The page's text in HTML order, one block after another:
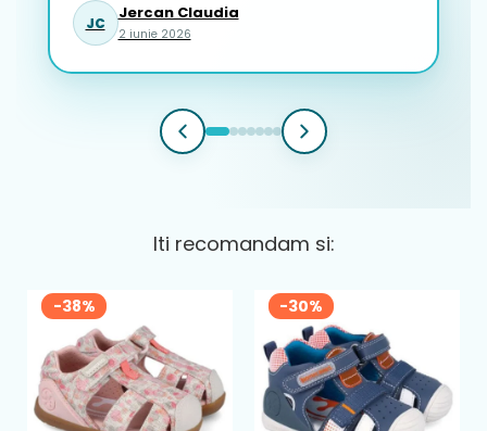
JC
Jercan Claudia
2 iunie 2026
Iti recomandam si:
-38% -30%